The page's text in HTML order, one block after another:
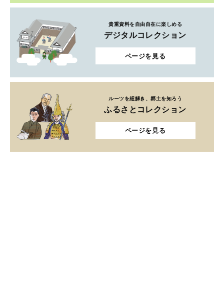
貴重資料を自由自在に楽しめる
デジタルコレクション
ページを見る
ルーツを紐解き、郷土を知ろう
ふるさとコレクション
ページを見る